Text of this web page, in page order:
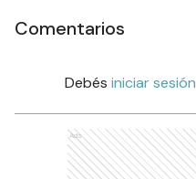
Comentarios
Debés iniciar sesión
Ads